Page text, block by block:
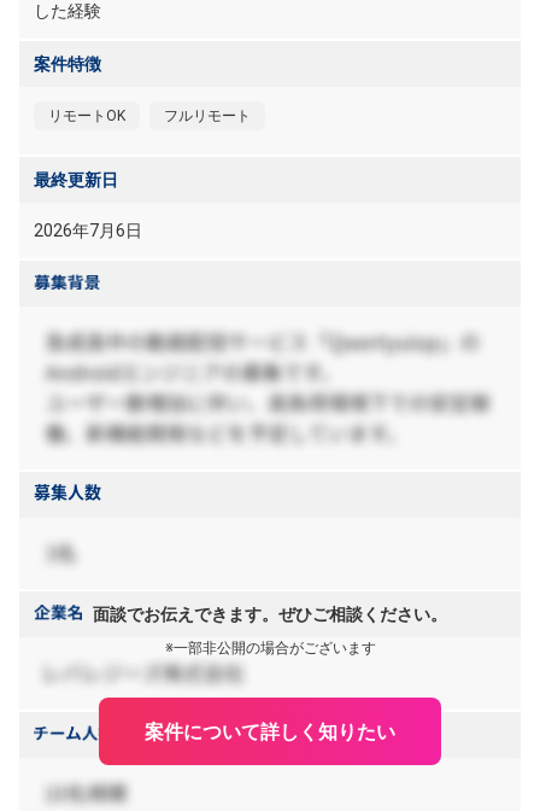
した経験
案件特徴
リモートOK フルリモート
最終更新日
2026年7月6日
面談でお伝えできます。ぜひご相談ください。
※一部非公開の場合がございます
案件について詳しく知りたい